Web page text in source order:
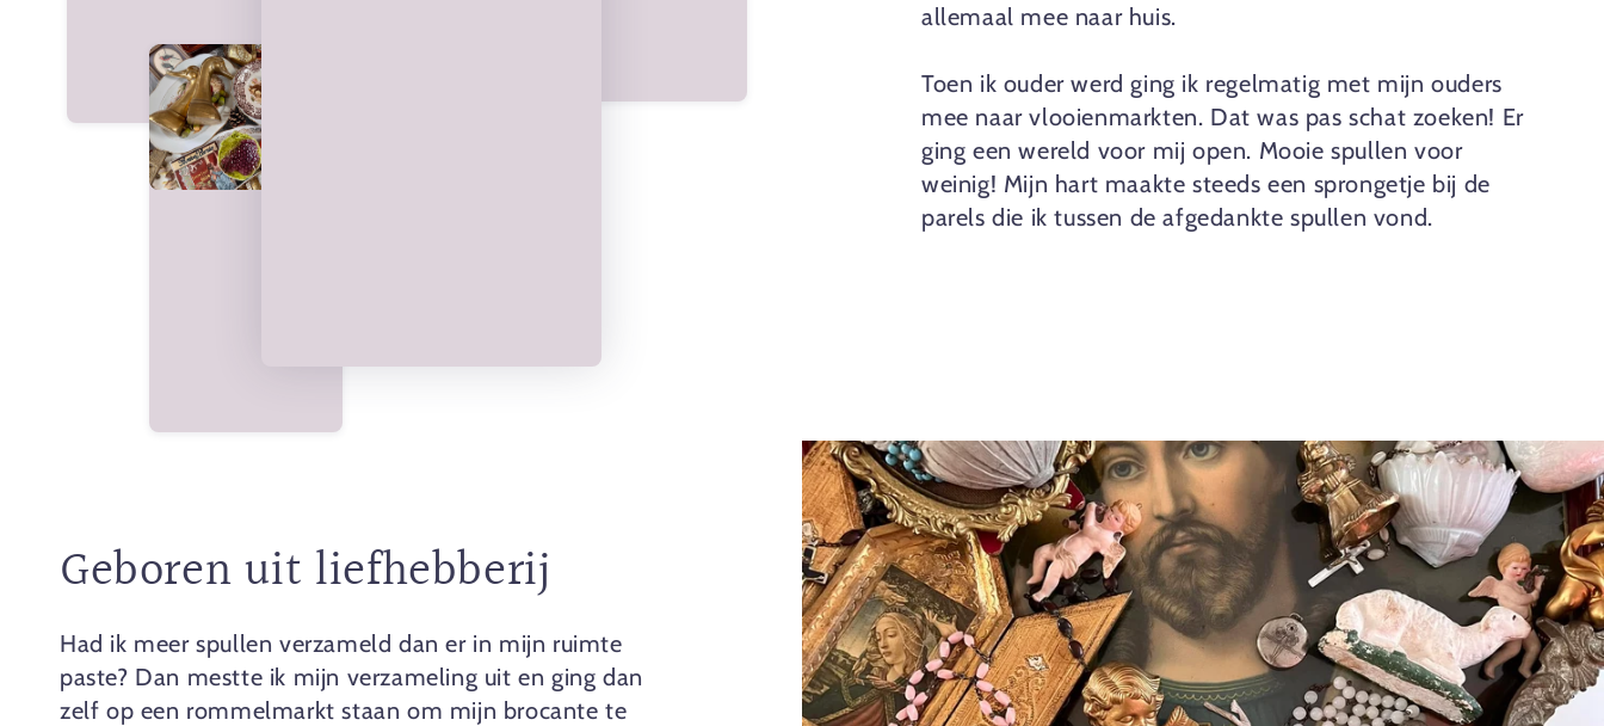
allemaal mee naar huis.
Toen ik ouder werd ging ik regelmatig met mijn ouders
mee naar vlooienmarkten. Dat was pas schat zoeken! Er
ging een wereld voor mij open. Mooie spullen voor
weinig! Mijn hart maakte steeds een sprongetje bij de
parels die ik tussen de afgedankte spullen vond.
Geboren uit liefhebberij
Had ik meer spullen verzameld dan er in mijn ruimte
paste? Dan mestte ik mijn verzameling uit en ging dan
zelf op een rommelmarkt staan om mijn brocante te